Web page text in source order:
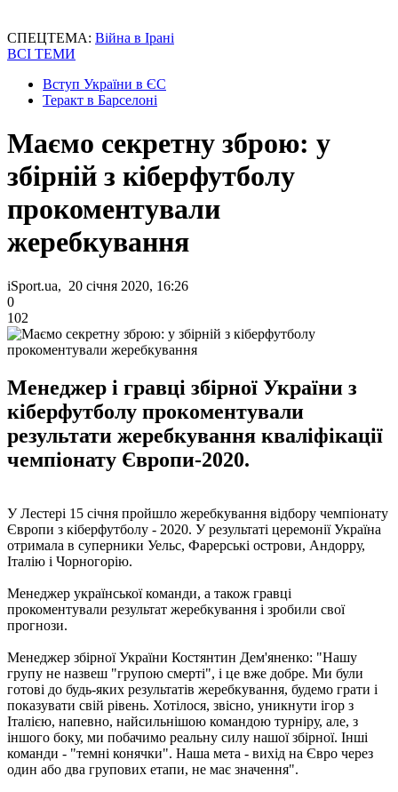
СПЕЦТЕМА: Війна в Ірані
ВСІ ТЕМИ
Вступ України в ЄС
Теракт в Барселоні
Маємо секретну зброю: у
збірній з кіберфутболу
прокоментували
жеребкування
iSport.ua, 20 січня 2020, 16:26
0
102
Менеджер і гравці збірної України з
кіберфутболу прокоментували
результати жеребкування кваліфікації
чемпіонату Європи-2020.
У Лестері 15 січня пройшло жеребкування відбору чемпіонату
Європи з кіберфутболу - 2020. У результаті церемонії Україна
отримала в суперники Уельс, Фарерські острови, Андорру,
Італію і Чорногорію.
Менеджер української команди, а також гравці
прокоментували результат жеребкування і зробили свої
прогнози.
Менеджер збірної України Костянтин Дем'яненко: "Нашу
групу не назвеш "групою смерті", і це вже добре. Ми були
готові до будь-яких результатів жеребкування, будемо грати і
показувати свій рівень. Хотілося, звісно, уникнути ігор з
Італією, напевно, найсильнішою командою турніру, але, з
іншого боку, ми побачимо реальну силу нашої збірної. Інші
команди - "темні конячки". Наша мета - вихід на Євро через
один або два групових етапи, не має значення".